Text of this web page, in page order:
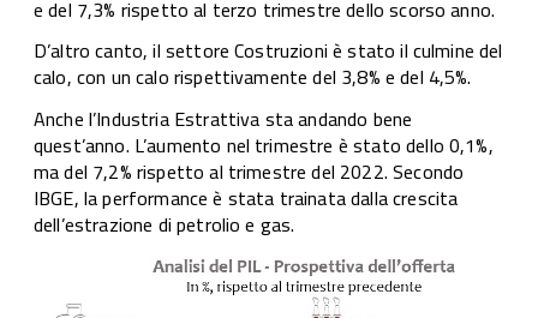
e del 7,3% rispetto al terzo trimestre dello scorso anno.
D’altro canto, il settore Costruzioni è stato il culmine del
calo, con un calo rispettivamente del 3,8% e del 4,5%.
Anche l’Industria Estrattiva sta andando bene
quest’anno. L’aumento nel trimestre è stato dello 0,1%,
ma del 7,2% rispetto al trimestre del 2022. Secondo
IBGE, la performance è stata trainata dalla crescita
dell’estrazione di petrolio e gas.